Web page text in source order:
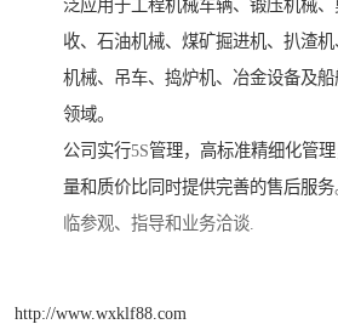
泛应用于工程机械车辆、锻压机械
收、石油机械、煤矿掘进机、扒渣
机械、吊车、捣炉机、冶金设备及
领域。
公司实行5S管理，高标准精细化管
量和质价比同时提供完善的售后服务
临参观、指导和业务洽谈.
http://www.wxklf88.com